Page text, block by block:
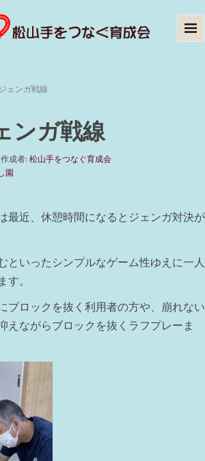
ェンガ戦線
ンガ戦線
作成者:松山手をつなぐ育成会
園
最近、休憩時間になるとジェンガ対決が
といったシンプルなゲーム性ゆえに一人
。
ブロックを抜く利用者の方や、崩れない
えながらブロックを抜くラフプレーま